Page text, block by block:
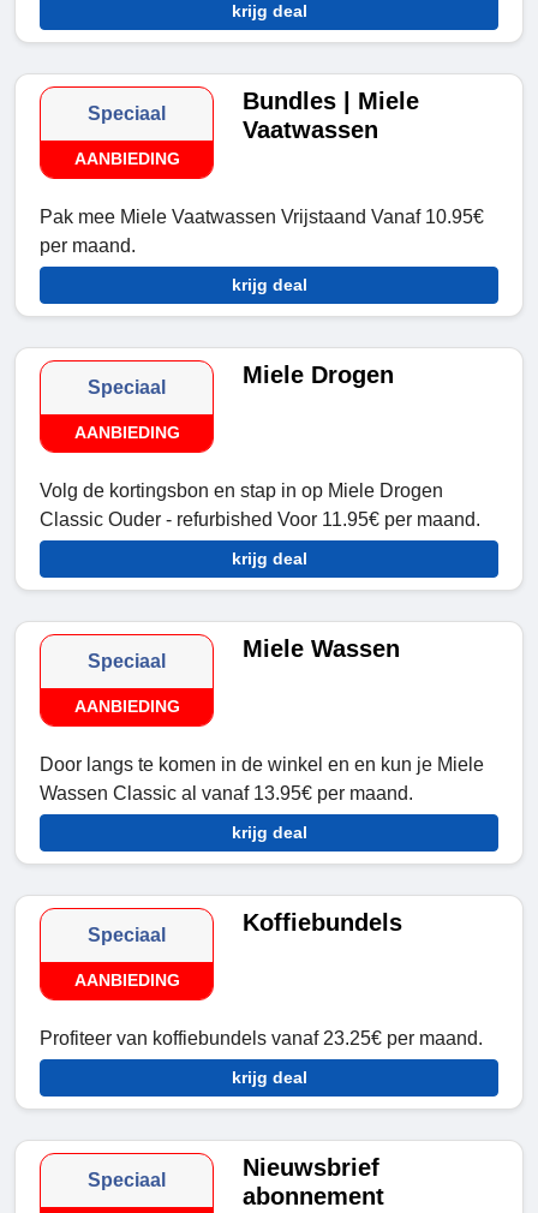
krijg deal
Speciaal
AANBIEDING
Bundles | Miele
Vaatwassen
Pak mee Miele Vaatwassen Vrijstaand Vanaf 10.95€
per maand.
krijg deal
Speciaal
AANBIEDING
Miele Drogen
Volg de kortingsbon en stap in op Miele Drogen
Classic Ouder - refurbished Voor 11.95€ per maand.
krijg deal
Speciaal
AANBIEDING
Miele Wassen
Door langs te komen in de winkel en en kun je Miele
Wassen Classic al vanaf 13.95€ per maand.
krijg deal
Speciaal
AANBIEDING
Koffiebundels
Profiteer van koffiebundels vanaf 23.25€ per maand.
krijg deal
Speciaal
Nieuwsbrief
abonnement